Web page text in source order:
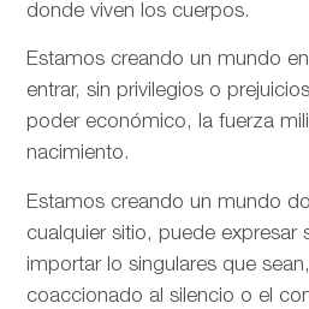
donde viven los cuerpos.
Estamos creando un mundo
entrar, sin privilegios o
poder económico, la fuerza
nacimiento.
Estamos creando un mundo
cualquier sitio, puede expresar
importar lo singulares que
coaccionado al silencio o el